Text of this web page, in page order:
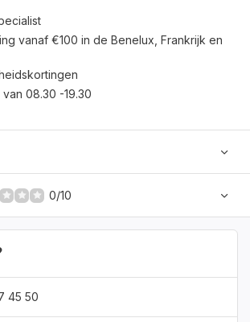
vanaf €100 in de Benelux, Frankrijk en
08.30 -19.30
0/10
45 50